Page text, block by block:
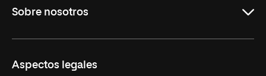
Másteres Oficiales
Doctorados
Sobre nosotros
Facultades
Aspectos legales